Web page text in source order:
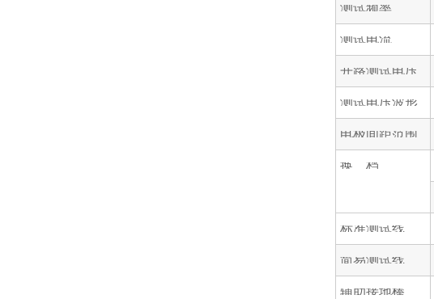
测试频率
测试电流
开路测试电压
测试电压波形
电极间距范围
换 档
标准测试线
简易测试线
辅助接地棒